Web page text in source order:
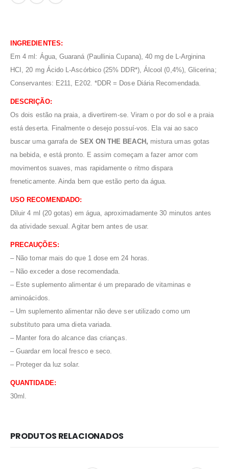
INGREDIENTES:
Em 4 ml: Água, Guaraná (Paullinia Cupana), 40 mg de L-Arginina
HCI, 20 mg Ácido L-Ascórbico (25% DDR*), Álcool (0,4%), Glicerina;
Conservantes: E211, E202. *DDR = Dose Diária Recomendada.
DESCRIÇÃO:
Os dois estão na praia, a divertirem-se. Viram o por do sol e a praia
está deserta. Finalmente o desejo possuí-vos. Ela vai ao saco
buscar uma garrafa de SEX ON THE BEACH, mistura umas gotas
na bebida, e está pronto. E assim começam a fazer amor com
movimentos suaves, mas rapidamente o ritmo dispara
freneticamente. Ainda bem que estão perto da água.
USO RECOMENDADO:
Diluir 4 ml (20 gotas) em água, aproximadamente 30 minutos antes
da atividade sexual. Agitar bem antes de usar.
PRECAUÇÕES:
– Não tomar mais do que 1 dose em 24 horas.
– Não exceder a dose recomendada.
– Este suplemento alimentar é um preparado de vitaminas e
aminoácidos.
– Um suplemento alimentar não deve ser utilizado como um
substituto para uma dieta variada.
– Manter fora do alcance das crianças.
– Guardar em local fresco e seco.
– Proteger da luz solar.
QUANTIDADE:
30ml.
PRODUTOS RELACIONADOS